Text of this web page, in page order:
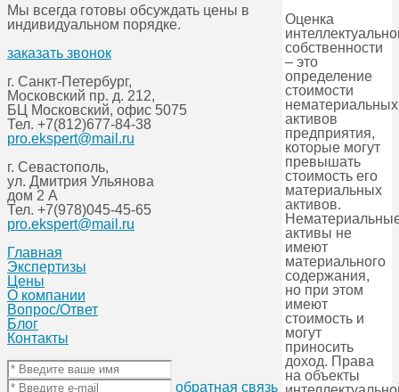
Оценка
собственности
– это
определение
стоимости
нематериальных
активов
предприятия,
которые могут
превышать
стоимость его
материальных
активов.
активы не
имеют
материального
содержания,
но при этом
имеют
стоимость и
могут
приносить
доход. Права
на объекты
Мы всегда готовы обсуждать цены в
индивидуальном порядке.
заказать звонок
г. Санкт-Петербург,
Московский пр. д. 212,
БЦ Московский, офис 5075
Тел. +7(812)677-84-38
pro.ekspert@mail.ru
г. Севастополь,
ул. Дмитрия Ульянова
дом 2 А
Тел. +7(978)045-45-65
pro.ekspert@mail.ru
Главная
Экспертизы
Цены
О компании
Вопрос/Ответ
Блог
Контакты
обратная связь